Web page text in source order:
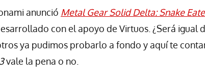
anunció Metal Gear Solid Delta: Snake
con el apoyo de Virtuos. ¿Será igual
ya pudimos probarlo a fondo y aquí te
vale la pena o no.